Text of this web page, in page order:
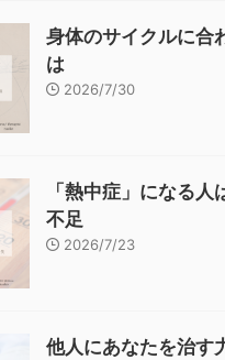
身体のサイクルに合
は
2026/7/30
「熱中症」になる
不足
2026/7/23
他人にあなたを治す